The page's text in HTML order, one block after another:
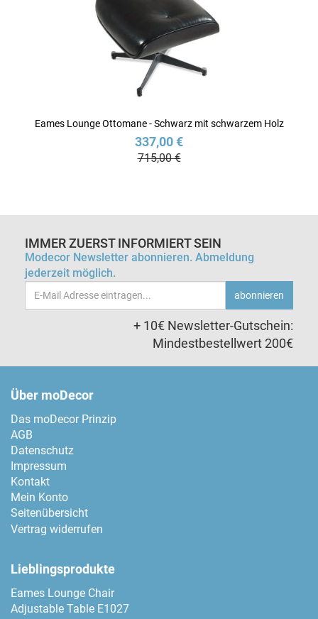
Eames Lounge Ottomane - Schwarz mit schwarzem Holz
337,00 €
715,00 €
IMMER ZUERST INFORMIERT SEIN
Modecor Newsletter abonnieren. Abmeldung
jederzeit möglich.
Email-
Adresse
abonnieren
+ 10€ Newsletter-Gutschein:
Mindestbestellwert 200€
Über moDecor
Das moDecor Prinzip
AGB
Datenschutz
Impressum
Kontakt
Mein Konto
Seitenübersicht
Vertrag widerrufen
Lieblingsprodukte
Eames Lounge Chair
Adjustable Table E1027